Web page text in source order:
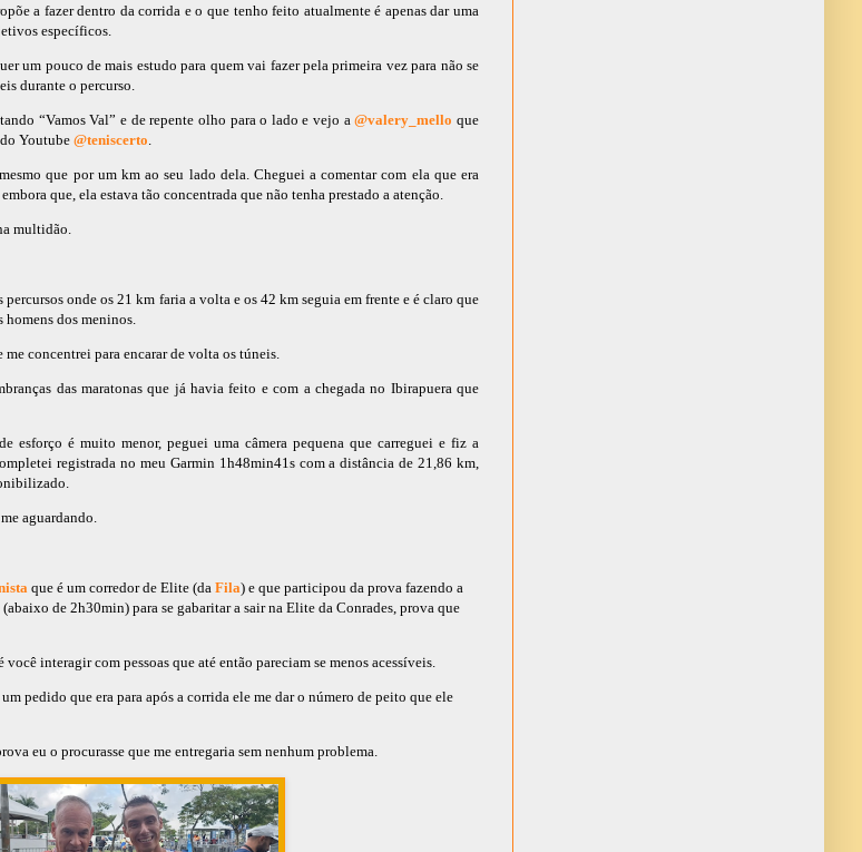
a fazer dentro da corrida e o que tenho feito atualmente é apenas dar uma
específicos.
um pouco de mais estudo para quem vai fazer pela primeira vez para não se
durante o percurso.
“Vamos Val” e de repente olho para o lado e vejo a@valery_mello que
Youtube @teniscerto
que por um km ao seu lado dela. Cheguei a comentar com ela que era
que, ela estava tão concentrada que não tenha prestado a atenção.
multidão.
onde os 21 km faria a volta e os 42 km seguia em frente e é claro que
homens dos meninos.
concentrei para encarar de volta os túneis.
das maratonas que já havia feito e com a chegada no Ibirapuera que
esforço é muito menor, peguei uma câmera pequena que carreguei e fiz a
registrada no meu Garmin 1h48min41s com a distância de 21,86 km,
aguardando.
que é um corredor de Elite (da Fila) e que participou da prova fazendo a
de 2h30min) para se gabaritar a sair na Elite da Conrades, prova que
interagir com pessoas que até então pareciam se menos acessíveis.
pedido que era para após a corrida ele me dar o número de peito que ele
eu o procurasse que me entregaria sem nenhum problema.